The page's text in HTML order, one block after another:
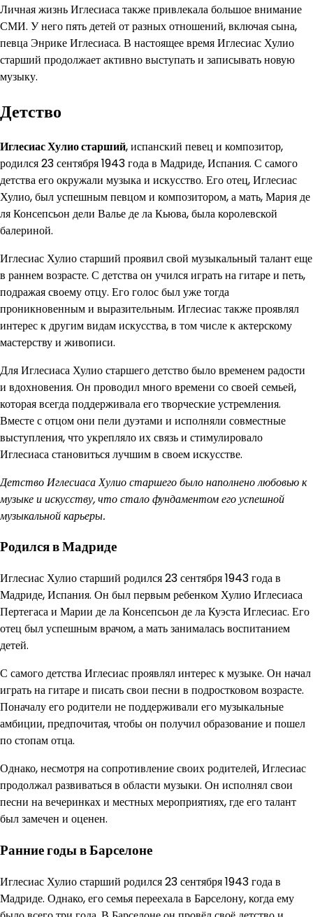
Личная жизнь Иглесиаса также привлекала большое внимание
СМИ. У него пять детей от разных отношений, включая сына,
певца Энрике Иглесиаса. В настоящее время Иглесиас Хулио
старший продолжает активно выступать и записывать новую
музыку.
Детство
Иглесиас Хулио старший, испанский певец и композитор,
родился 23 сентября 1943 года в Мадриде, Испания. С самого
детства его окружали музыка и искусство. Его отец, Иглесиас
Хулио, был успешным певцом и композитором, а мать, Мария де
ля Консепсьон дели Валье де ла Кьюва, была королевской
балериной.
Иглесиас Хулио старший проявил свой музыкальный талант еще
в раннем возрасте. С детства он учился играть на гитаре и петь,
подражая своему отцу. Его голос был уже тогда
проникновенным и выразительным. Иглесиас также проявлял
интерес к другим видам искусства, в том числе к актерскому
мастерству и живописи.
Для Иглесиаса Хулио старшего детство было временем радости
и вдохновения. Он проводил много времени со своей семьей,
которая всегда поддерживала его творческие устремления.
Вместе с отцом они пели дуэтами и исполняли совместные
выступления, что укрепляло их связь и стимулировало
Иглесиаса становиться лучшим в своем искусстве.
Детство Иглесиаса Хулио старшего было наполнено любовью к
музыке и искусству, что стало фундаментом его успешной
музыкальной карьеры.
Родился в Мадриде
Иглесиас Хулио старший родился 23 сентября 1943 года в
Мадриде, Испания. Он был первым ребенком Хулио Иглесиаса
Пертегаса и Марии де ла Консепсьон де ла Куэста Иглесиас. Его
отец был успешным врачом, а мать занималась воспитанием
детей.
С самого детства Иглесиас проявлял интерес к музыке. Он начал
играть на гитаре и писать свои песни в подростковом возрасте.
Поначалу его родители не поддерживали его музыкальные
амбиции, предпочитая, чтобы он получил образование и пошел
по стопам отца.
Однако, несмотря на сопротивление своих родителей, Иглесиас
продолжал развиваться в области музыки. Он исполнял свои
песни на вечеринках и местных мероприятиях, где его талант
был замечен и оценен.
Ранние годы в Барселоне
Иглесиас Хулио старший родился 23 сентября 1943 года в
Мадриде. Однако, его семья переехала в Барселону, когда ему